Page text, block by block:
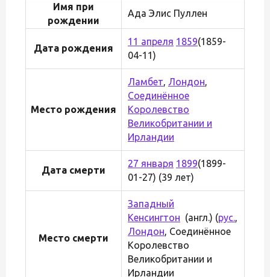
Имя при
рождении
Ада Элис Пуллен
Дата рождения
11 апреля 1859(1859-
04-11)
Место рождения
Ламбет, Лондон,
Соединённое
Королевство
Великобритании и
Ирландии
Дата смерти
27 января 1899(1899-
01-27) (39 лет)
Место смерти
Западный
Кенсингтон (англ.) (рус.,
Лондон, Соединённое
Королевство
Великобритании и
Ирландии